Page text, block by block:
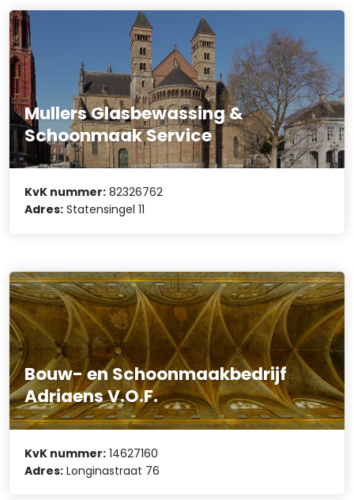
Mullers Glasbewassing &
Schoonmaak Service
KvK nummer: 82326762
Adres: Statensingel 11
Bouw- en Schoonmaakbedrijf
Adriaens V.O.F.
KvK nummer: 14627160
Adres: Longinastraat 76